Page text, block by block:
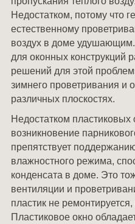
Недостатком, потому что
естественному
воздух в доме
для оконных конструкций
решений для этой
зимнего проветривания и
различных плоскостях.
Недостатком пластиковых
возникновение
препятствует
влажностного режима,
конденсата в доме. Это
вентиляции и
пластик не
Пластиковое окно